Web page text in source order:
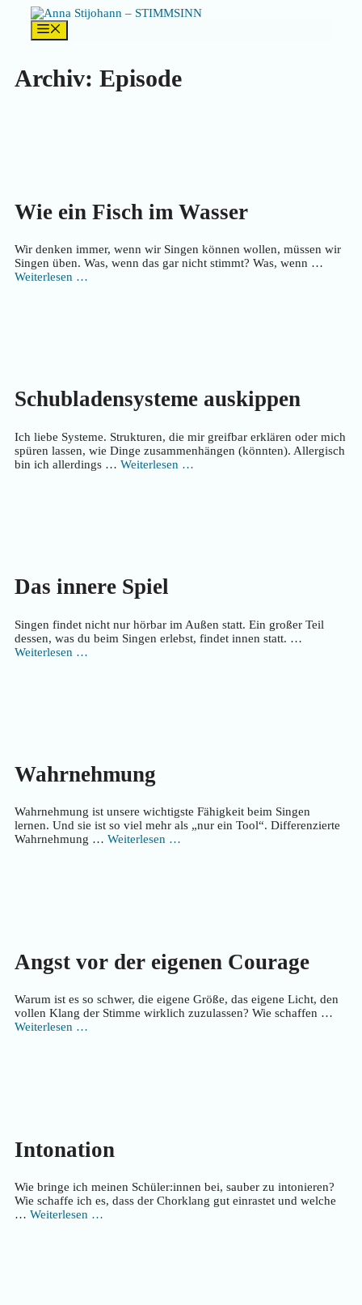
Inhalt
springen
Archiv: Episode
Wie ein Fisch im Wasser
Wir denken immer, wenn wir Singen können wollen, müssen wir
Singen üben. Was, wenn das gar nicht stimmt? Was, wenn …
Weiterlesen …
Schubladensysteme auskippen
Ich liebe Systeme. Strukturen, die mir greifbar erklären oder mich
spüren lassen, wie Dinge zusammenhängen (könnten). Allergisch
bin ich allerdings … Weiterlesen …
Das innere Spiel
Singen findet nicht nur hörbar im Außen statt. Ein großer Teil
dessen, was du beim Singen erlebst, findet innen statt. …
Weiterlesen …
Wahrnehmung
Wahrnehmung ist unsere wichtigste Fähigkeit beim Singen
lernen. Und sie ist so viel mehr als „nur ein Tool“. Differenzierte
Wahrnehmung … Weiterlesen …
Angst vor der eigenen Courage
Warum ist es so schwer, die eigene Größe, das eigene Licht, den
vollen Klang der Stimme wirklich zuzulassen? Wie schaffen …
Weiterlesen …
Intonation
Wie bringe ich meinen Schüler:innen bei, sauber zu intonieren?
Wie schaffe ich es, dass der Chorklang gut einrastet und welche
… Weiterlesen …